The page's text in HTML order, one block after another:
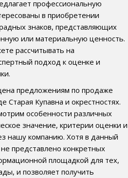
профессиональную
в приобретении
знаков, представляющих
или материальную ценность.
рассчитывать на
подход к оценке и
предложениям по продаже
Старая Купавна и окрестностях.
особенности различных
значение, критерии оценки и
нашу компанию. Хотя в данный
представлено конкретных
площадкой для тех,
и позволяет получить